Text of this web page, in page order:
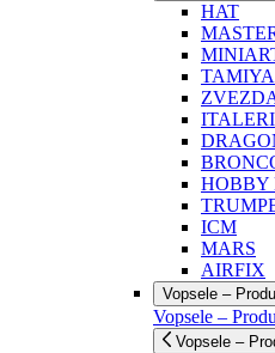
HAT
TAMIYA
ITALERI
HOBBY
ICM
MARS
AIRFIX
Vopsele –
Vopsele –
Vopsele –